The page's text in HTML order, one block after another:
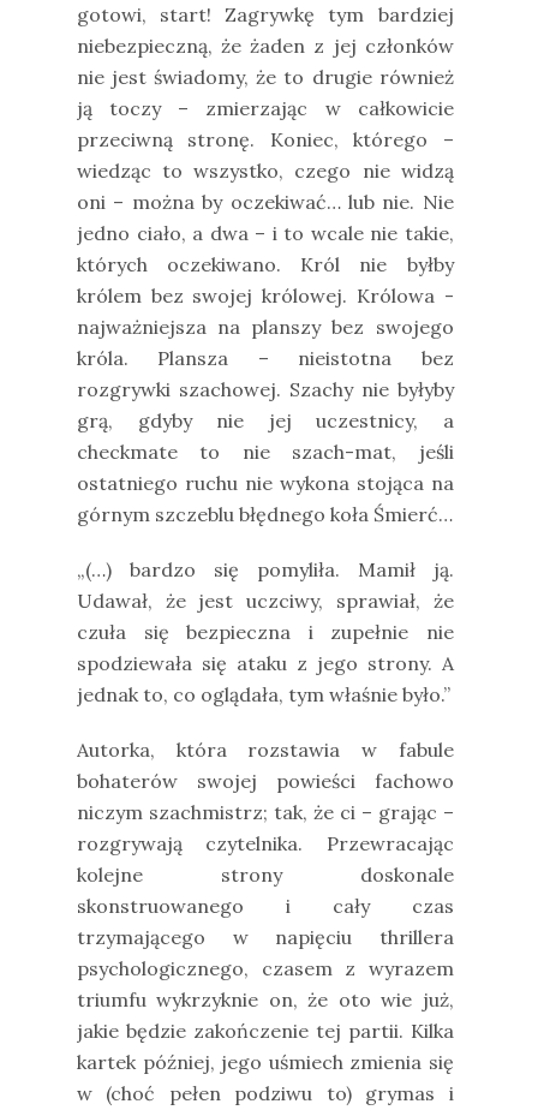
gotowi, start! Zagrywkę tym bardziej
niebezpieczną, że żaden z jej członków
nie jest świadomy, że to drugie również
ją toczy – zmierzając w całkowicie
przeciwną stronę. Koniec, którego –
wiedząc to wszystko, czego nie widzą
oni – można by oczekiwać… lub nie. Nie
jedno ciało, a dwa – i to wcale nie takie,
których oczekiwano. Król nie byłby
królem bez swojej królowej. Królowa -
najważniejsza na planszy bez swojego
króla. Plansza – nieistotna bez
rozgrywki szachowej. Szachy nie byłyby
grą, gdyby nie jej uczestnicy, a
checkmate to nie szach-mat, jeśli
ostatniego ruchu nie wykona stojąca na
górnym szczeblu błędnego koła Śmierć…
„(…) bardzo się pomyliła. Mamił ją.
Udawał, że jest uczciwy, sprawiał, że
czuła się bezpieczna i zupełnie nie
spodziewała się ataku z jego strony. A
jednak to, co oglądała, tym właśnie było.”
Autorka, która rozstawia w fabule
bohaterów swojej powieści fachowo
niczym szachmistrz; tak, że ci – grając –
rozgrywają czytelnika. Przewracając
kolejne strony doskonale
skonstruowanego i cały czas
trzymającego w napięciu thrillera
psychologicznego, czasem z wyrazem
triumfu wykrzyknie on, że oto wie już,
jakie będzie zakończenie tej partii. Kilka
kartek później, jego uśmiech zmienia się
w (choć pełen podziwu to) grymas i